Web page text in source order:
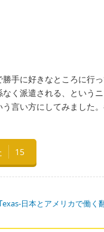
手に好きなところに行
く派遣される、という
言い方にしてみました
15
日本とアメリカで働く